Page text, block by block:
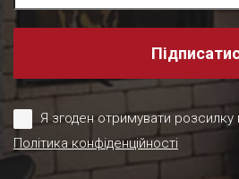
Я згоден отримувати розсилку
Політика конфіденційності